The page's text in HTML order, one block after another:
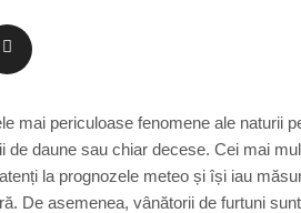
mai periculoase fenomene ale naturii
de daune sau chiar decese. Cei mai
la prognozele meteo și își iau
De asemenea, vânătorii de furtuni